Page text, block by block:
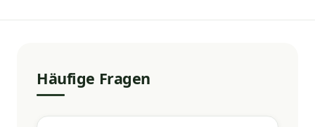
Häufige Fragen